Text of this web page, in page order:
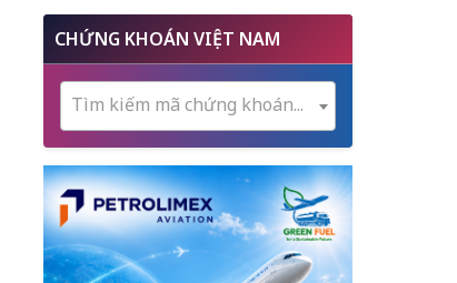
CHỨNG KHOÁN VIỆT NAM
Tìm kiếm mã chứng khoán...